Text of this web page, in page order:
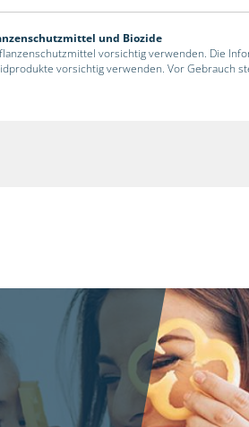
und Biozide
vorsichtig verwenden. Die
vorsichtig verwenden. Vor Gebrauch